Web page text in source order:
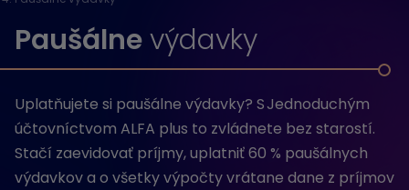
Paušálnevýdavky
Uplatňujete si paušálne výdavky? S Jednoduchým
účtovníctvom ALFA plus to zvládnete bez starostí.
Stačí zaevidovať príjmy, uplatniť 60 % paušálnych
výdavkov a o všetky výpočty vrátane dane z príjmov